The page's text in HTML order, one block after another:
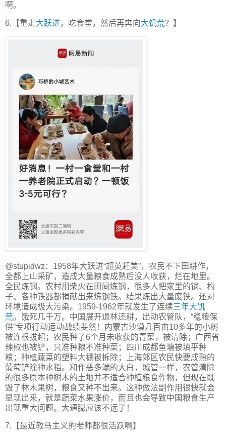
啊。
6.【重走大跃进，吃食堂，然后再奔向大饥荒？】
@stupidwz：1958年大跃进“超英赶美”，农民不下田耕作，
全都上山采矿，造成大量粮食成熟后没人收获，烂在地里。
全民炼钢。农村用柴火在田间炼钢，很多人把家里的锅、杓
子、各种铁器都捐献出来炼钢铁。结果炼出大量废铁。还对
环境造成极大污染。1959-1962年就发生了连续三年大饥
荒。饿死几千万。中国展开退林还耕，出动农管队，“稳粮保
供”专项行动运动战绩斐然！内蒙古沙漠几百亩10多年的小树
被连根拔起；农民种了6个月未收获的青菜，被清除；广西省
辣椒也被铲，只准种粮不准种菜；四川成都鱼塘被填平种
粮；种植蔬菜的塑料大棚被拆除；上海郊区农民快要成熟的
葡萄铲除种水稻。和作恶多端的大白，城管一样，农管清除
的很多原本种树木的土地并不适合种植粮食作物，但现在既
毁了林木果树，粮食又种不出来。这种做法副作用很快就会
显现出来，就是蔬菜水果涨价，而且也会导致中国粮食生产
出现重大问题。大通膨应该不远了！
7.【最近教马主义的老师都很活跃啊】